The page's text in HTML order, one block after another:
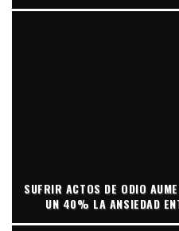
SUFRIR ACTOS DE ODIO
UN 40% LA ANSIEDAD